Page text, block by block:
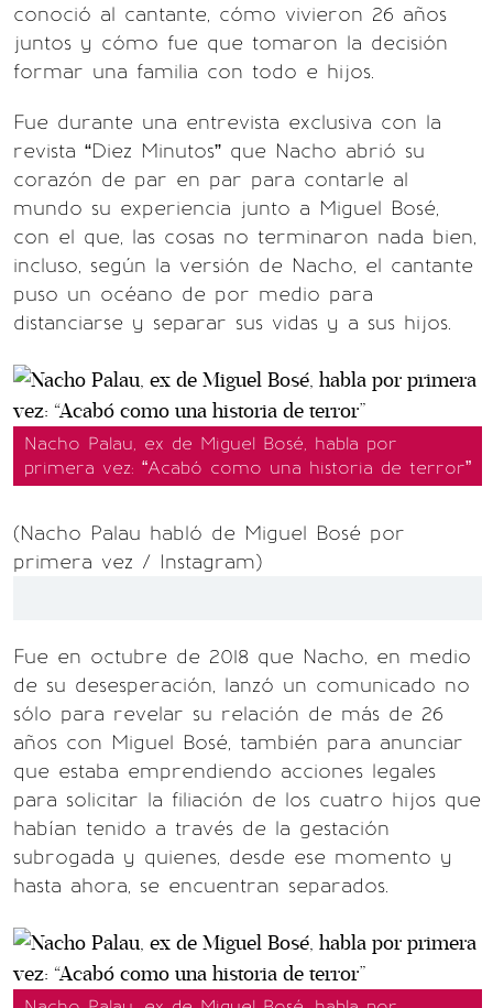
conoció al cantante, cómo vivieron 26 años
juntos y cómo fue que tomaron la decisión
formar una familia con todo e hijos.
Fue durante una entrevista exclusiva con la
revista “Diez Minutos” que Nacho abrió su
corazón de par en par para contarle al
mundo su experiencia junto a Miguel Bosé,
con el que, las cosas no terminaron nada bien,
incluso, según la versión de Nacho, el cantante
puso un océano de por medio para
distanciarse y separar sus vidas y a sus hijos.
Nacho Palau, ex de Miguel Bosé, habla por
primera vez: “Acabó como una historia de terror”
(Nacho Palau habló de Miguel Bosé por
primera vez / Instagram)
Fue en octubre de 2018 que Nacho, en medio
de su desesperación, lanzó un comunicado no
sólo para revelar su relación de más de 26
años con Miguel Bosé, también para anunciar
que estaba emprendiendo acciones legales
para solicitar la filiación de los cuatro hijos que
habían tenido a través de la gestación
subrogada y quienes, desde ese momento y
hasta ahora, se encuentran separados.